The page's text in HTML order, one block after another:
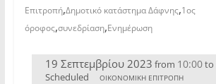
Επιτροπή,Δημοτικό κατάστημα Δάφνης,1ος
όροφος,συνεδρίαση,Ενημέρωση
19 Σεπτεμβρίου 2023 from 10:00to
Scheduled ΟΙΚΟΝΟΜΙΚΗ ΕΠΙΤΡΟΠΗ